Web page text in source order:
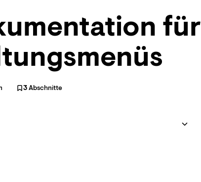
für
3Abschnitte